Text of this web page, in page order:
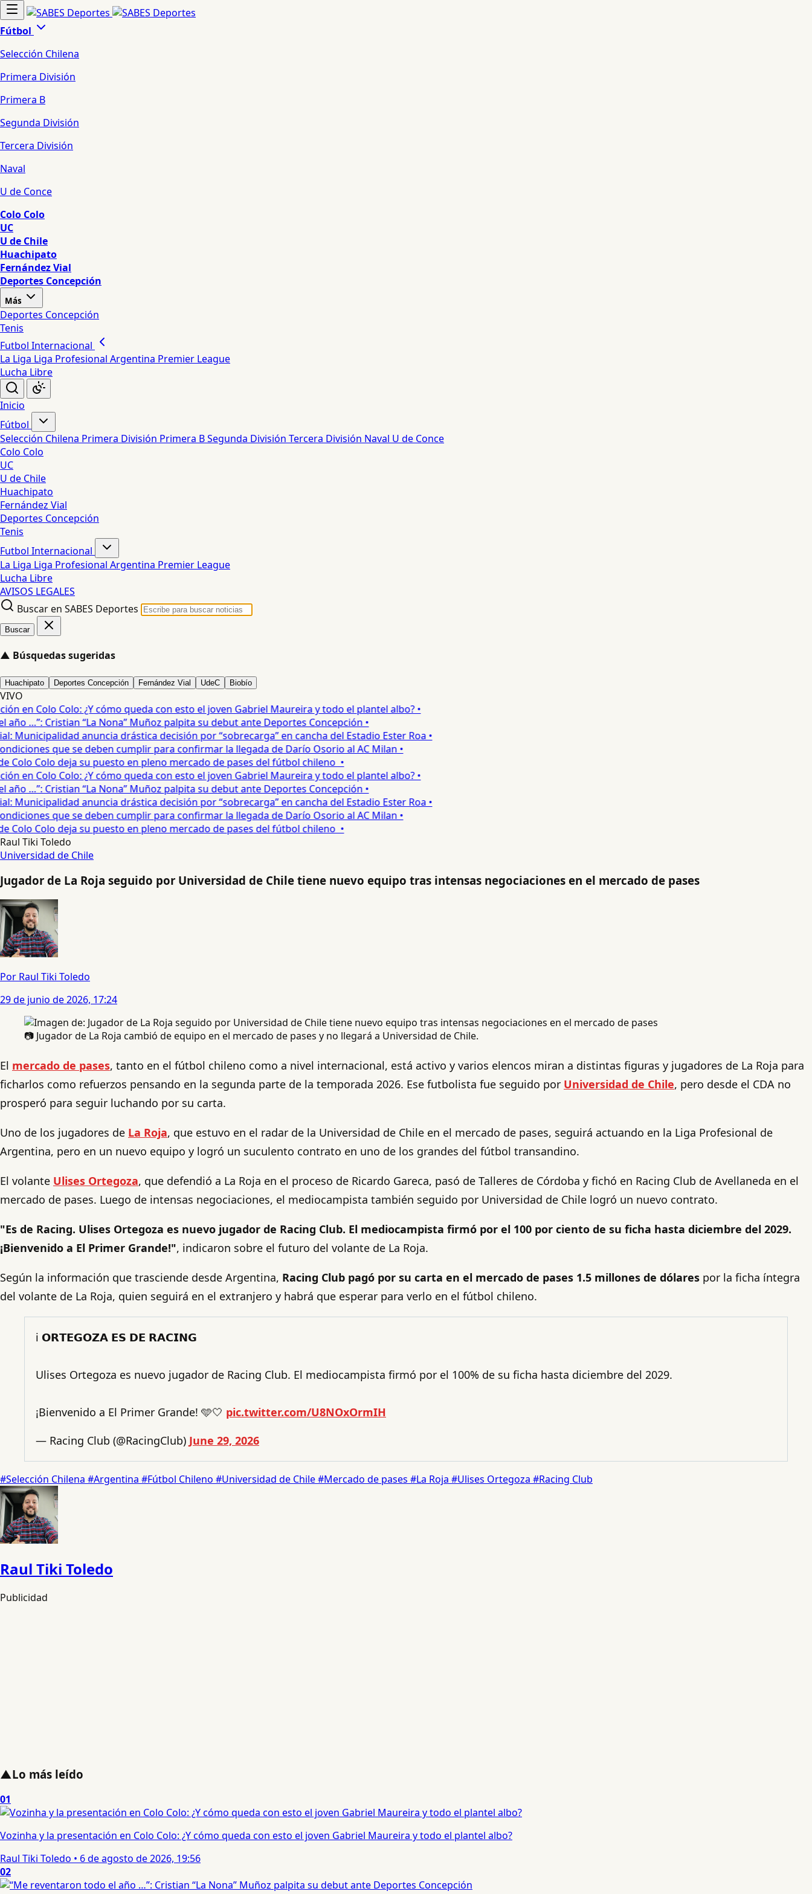
Fútbol
Selección Chilena
Primera División
Primera B
Segunda División
Tercera División
Naval
U de Conce
Colo Colo
UC
U de Chile
Huachipato
Fernández Vial
Deportes Concepción
Más
Deportes Concepción
Tenis
Futbol Internacional
La Liga Liga Profesional Argentina Premier League
Lucha Libre
Inicio
Fútbol
Selección Chilena Primera División Primera BSegunda División Tercera División Naval U de Conce
Colo Colo
UC
U de Chile
Huachipato
Fernández Vial
Deportes Concepción
Tenis
Futbol Internacional
La Liga Liga Profesional Argentina Premier League
Lucha Libre
AVISOS LEGALES
Buscar en SABES Deportes
Buscar
▲ Búsquedas sugeridas
Huachipato Deportes Concepción Fernández Vial UdeC Biobío
VIVO
en Colo Colo: ¿Y cómo queda con esto el joven Gabriel Maureira y todo el plantel albo? •
…”: Cristian “La Nona” Muñoz palpita su debut ante Deportes Concepción •
Municipalidad anuncia drástica decisión por “sobrecarga” en cancha del Estadio Ester Roa •
que se deben cumplir para confirmar la llegada de Darío Osorio al AC Milan •
Colo deja su puesto en pleno mercado de pases del fútbol chileno •
en Colo Colo: ¿Y cómo queda con esto el joven Gabriel Maureira y todo el plantel albo? •
…”: Cristian “La Nona” Muñoz palpita su debut ante Deportes Concepción •
Municipalidad anuncia drástica decisión por “sobrecarga” en cancha del Estadio Ester Roa •
que se deben cumplir para confirmar la llegada de Darío Osorio al AC Milan •
Colo deja su puesto en pleno mercado de pases del fútbol chileno •
Raul Tiki Toledo
Universidad de Chile
Jugador de La Roja seguido por Universidad de Chile tiene nuevo equipo tras intensas negociaciones en el mercado de pases
Por Raul Tiki Toledo
29 de junio de 2026, 17:24
📷 Jugador de La Roja cambió de equipo en el mercado de pases y no llegará a Universidad de Chile.
El mercado de pases, tanto en el fútbol chileno como a nivel internacional, está activo y varios elencos miran a distintas figuras y jugadores de La Roja para
ficharlos como refuerzos pensando en la segunda parte de la temporada 2026. Ese futbolista fue seguido por Universidad de Chile, pero desde el CDA no
prosperó para seguir luchando por su carta.
Uno de los jugadores de La Roja, que estuvo en el radar de la Universidad de Chile en el mercado de pases, seguirá actuando en la Liga Profesional de
Argentina, pero en un nuevo equipo y logró un suculento contrato en uno de los grandes del fútbol transandino.
El volante Ulises Ortegoza, que defendió a La Roja en el proceso de Ricardo Gareca, pasó de Talleres de Córdoba y fichó en Racing Club de Avellaneda en el
mercado de pases. Luego de intensas negociaciones, el mediocampista también seguido por Universidad de Chile logró un nuevo contrato.
"Es de Racing. Ulises Ortegoza es nuevo jugador de Racing Club. El mediocampista firmó por el 100 por ciento de su ficha hasta diciembre del 2029.
¡Bienvenido a El Primer Grande!", indicaron sobre el futuro del volante de La Roja.
Según la información que trasciende desde Argentina, Racing Club pagó por su carta en el mercado de pases 1.5 millones de dólares por la ficha íntegra
del volante de La Roja, quien seguirá en el extranjero y habrá que esperar para verlo en el fútbol chileno.
ℹ️ 𝗢𝗥𝗧𝗘𝗚𝗢𝗭𝗔 𝗘𝗦 𝗗𝗘 𝗥𝗔𝗖𝗜𝗡𝗚
Ulises Ortegoza es nuevo jugador de Racing Club. El mediocampista firmó por el 100% de su ficha hasta diciembre del 2029.
¡Bienvenido a El Primer Grande! 🩵🤍 pic.twitter.com/U8NOxOrmIH
— Racing Club (@RacingClub) June 29, 2026
#Selección Chilena #Argentina #Fútbol Chileno #Universidad de Chile#Mercado de pases #La Roja #Ulises Ortegoza #Racing Club
Raul Tiki Toledo
Publicidad
▲Lo más leído
01
Vozinha y la presentación en Colo Colo: ¿Y cómo queda con esto el joven Gabriel Maureira y todo el plantel albo?
Raul Tiki Toledo • 6 de agosto de 2026, 19:56
02